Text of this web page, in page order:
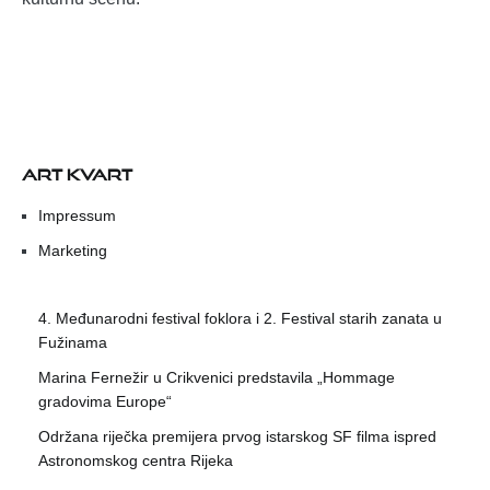
ART KVART
Impressum
Marketing
4. Međunarodni festival foklora i 2. Festival starih zanata u
Fužinama
Marina Fernežir u Crikvenici predstavila „Hommage
gradovima Europe“
Održana riječka premijera prvog istarskog SF filma ispred
Astronomskog centra Rijeka